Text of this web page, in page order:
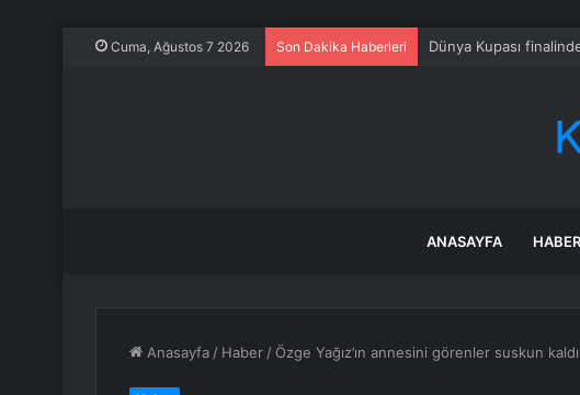
Cuma, Ağustos 7 2026 Son Dakika Haberleri Kahramanmaraş’ta
ANASAYFA HABER
Anasayfa / Haber / Özge Yağız’ın annesini görenler suskun